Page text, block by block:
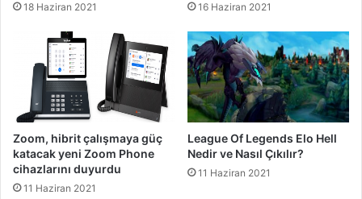
18 Haziran 2021 16 Haziran 2021
Zoom, hibrit çalışmaya güç
katacak yeni Zoom Phone
cihazlarını duyurdu
11 Haziran 2021
League Of Legends Elo Hell
Nedir ve Nasıl Çıkılır?
11 Haziran 2021